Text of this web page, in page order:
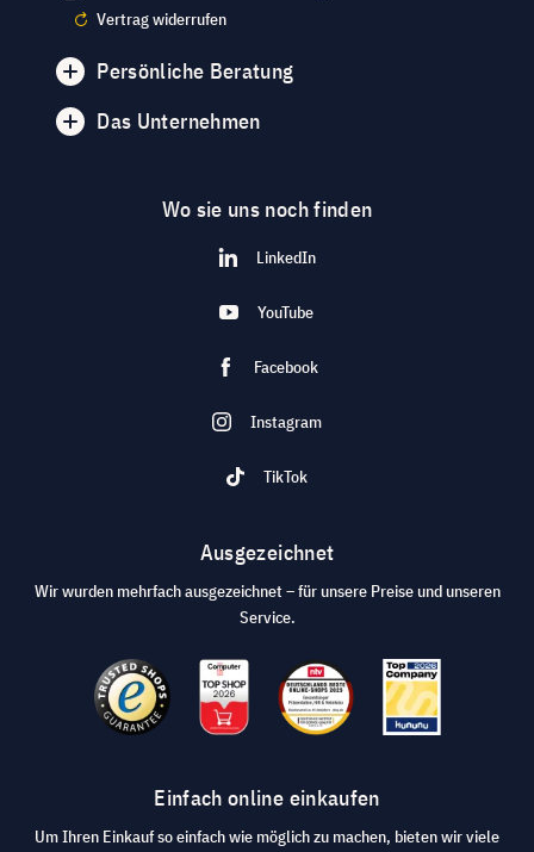
Vertrag widerrufen
Persönliche Beratung
Das Unternehmen
Wo sie uns noch finden
LinkedIn
YouTube
Facebook
Instagram
TikTok
Ausgezeichnet
Wir wurden mehrfach ausgezeichnet – für unsere Preise und unseren
Service.
Einfach online einkaufen
Um Ihren Einkauf so einfach wie möglich zu machen, bieten wir viele